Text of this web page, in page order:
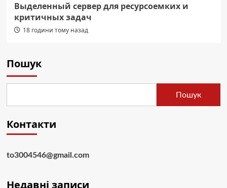
Выделенный сервер для ресурсоемких и
критичных задач
18 години тому назад
Пошук
Пошук
Контакти
to3004546@gmail.com
Недавні записи